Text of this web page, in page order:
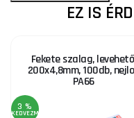
EZ IS
Fekete szalag,
200x4,8mm, 100db,
PA66
3 %
KEDVEZMÉNY